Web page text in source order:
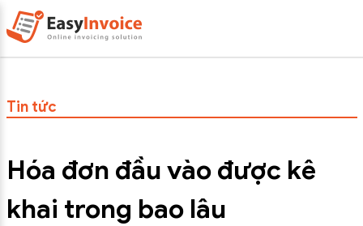
Tin tức
Hóa đơn đầu vào được kê
khai trong bao lâu